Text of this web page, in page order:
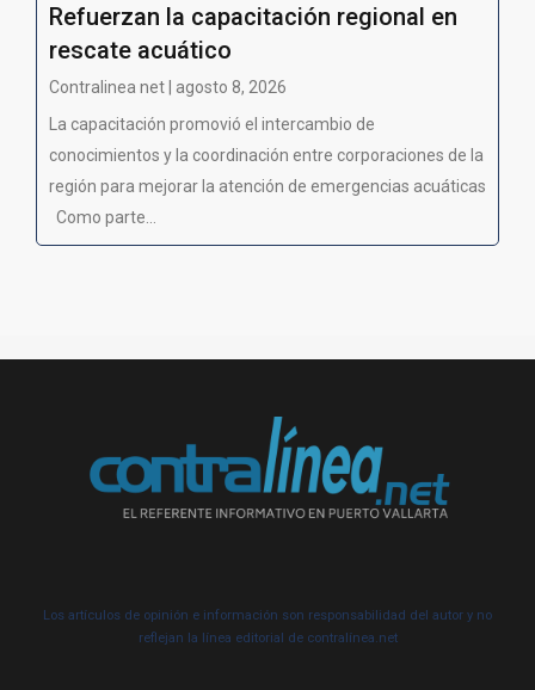
Refuerzan la capacitación regional en
rescate acuático
Contralinea net | agosto 8, 2026
La capacitación promovió el intercambio de
conocimientos y la coordinación entre corporaciones de la
región para mejorar la atención de emergencias acuáticas
Como parte...
Los artículos de opinión e información son responsabilidad del autor y no
reflejan la línea editorial de contralínea.net